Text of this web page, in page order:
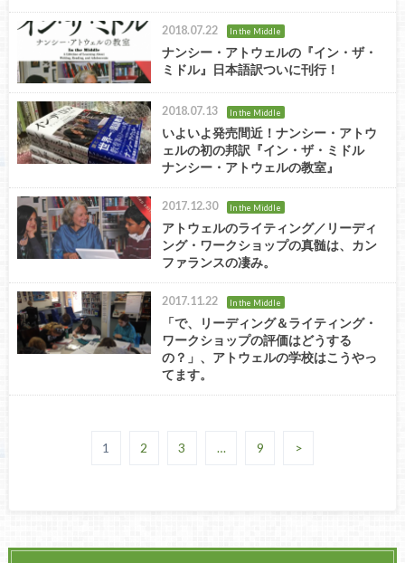
2018.07.22 In the Middle
ナンシー・アトウェルの『イン・ザ・
ミドル』日本語訳ついに刊行！
2018.07.13 In the Middle
いよいよ発売間近！ナンシー・アトウ
ェルの初の邦訳『イン・ザ・ミドル
ナンシー・アトウェルの教室』
2017.12.30 In the Middle
アトウェルのライティング／リーディ
ング・ワークショップの真髄は、カン
ファランスの凄み。
2017.11.22 In the Middle
「で、リーディング＆ライティング・
ワークショップの評価はどうする
の？」、アトウェルの学校はこうやっ
てます。
1 2 3 … 9 >